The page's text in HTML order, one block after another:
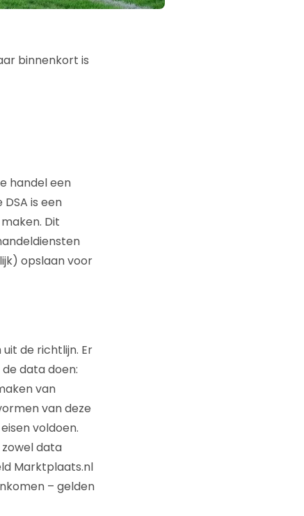
binnenkort is
handel een
is een
Dit
opslaan voor
de richtlijn. Er
data doen:
van
van deze
voldoen.
data
Marktplaats.nl
– gelden